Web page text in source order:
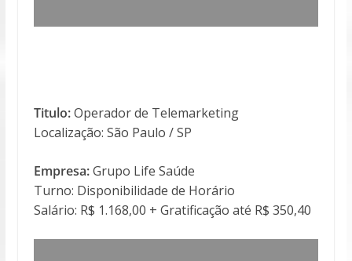
Titulo:Operador de Telemarketing
Localização: São Paulo / SP
Empresa:Grupo Life Saúde
Turno: Disponibilidade de Horário
Salário: R$ 1.168,00 + Gratificação até R$ 350,40